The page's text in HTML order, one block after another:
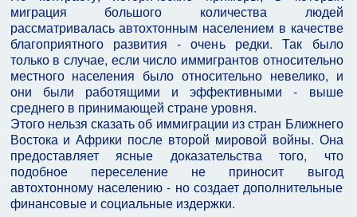
миграция большого количества людей
рассматривалась автохтонным населением в качестве
благоприятного развития - очень редки. Так было
только в случае, если число иммигрантов относительно
местного населения было относительно невелико, и
они были работящими и эффективными - выше
среднего в принимающей стране уровня.
Этого нельзя сказать об иммиграции из стран Ближнего
Востока и Африки после второй мировой войны. Она
предоставляет ясные доказательства того, что
подобное переселение не приносит выгод
автохтонному населению - но создает дополнительные
финансовые и социальные издержки.